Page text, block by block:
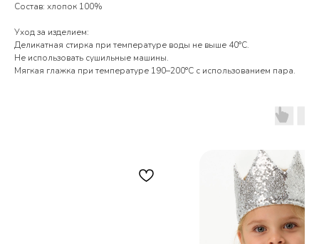
Состав: хлопок 100%
Уход за изделием:
Деликатная стирка при температуре воды не выше 40°С.
Не использовать сушильные машины.
Мягкая глажка при температуре 190–200°С с использованием пара.